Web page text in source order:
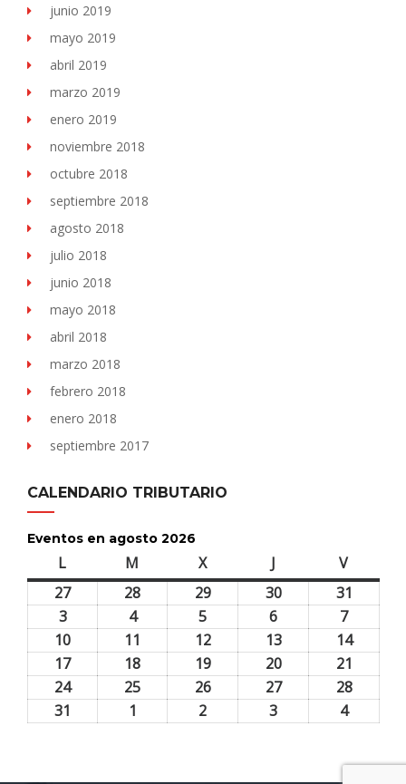
junio 2019
mayo 2019
abril 2019
marzo 2019
enero 2019
noviembre 2018
octubre 2018
septiembre 2018
agosto 2018
julio 2018
junio 2018
mayo 2018
abril 2018
marzo 2018
febrero 2018
enero 2018
septiembre 2017
CALENDARIO TRIBUTARIO
Eventos en agosto 2026
L M Xmiércoles J Vviernes
2727
28 2929
2026
3030
2026
31
2026
33
agosto,
2026
44
agosto,
2026
5
agosto,
2026
6
agosto,
2026
77
agosto,
2026
10
agosto,
2026
11 1212
agosto,
2026
1313
agosto,
2026
1414
2026
1717
agosto,
18 1919
agosto,
2020
agosto,
21
agosto,
2424
25 2626
2727
2828
31 1 2 3 44